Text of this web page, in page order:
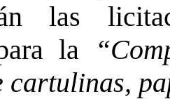
las
la
cartulinas,